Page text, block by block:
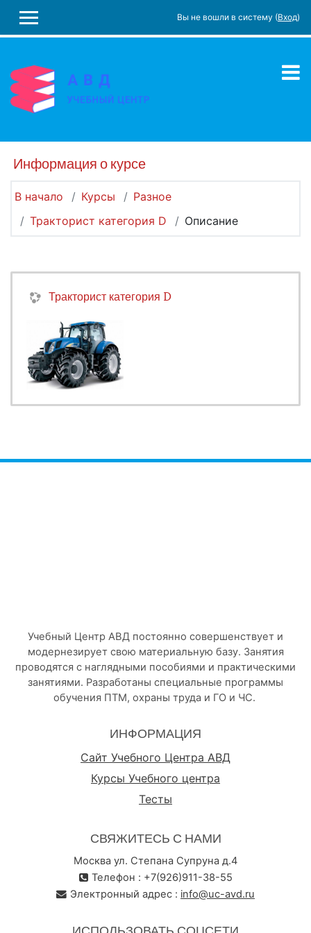
БОКОВАЯ ПАНЕЛЬ
Вы не вошли в систему (Вход)
Информация о курсе
В начало Курсы
Разное
Тракторист категория D
Описание
Тракторист категория D
Учебный Центр АВД постоянно совершенствует и
модернезирует свою материальную базу. Занятия
проводятся с наглядными пособиями и практическими
занятиями. Разработаны специальные программы
обучения ПТМ, охраны труда и ГО и ЧС.
ИНФОРМАЦИЯ
Сайт Учебного Центра АВД
Курсы Учебного центра
Тесты
СВЯЖИТЕСЬ С НАМИ
Москва ул. Степана Супруна д.4
Телефон : +7(926)911-38-55
Электронный адрес : info@uc-avd.ru